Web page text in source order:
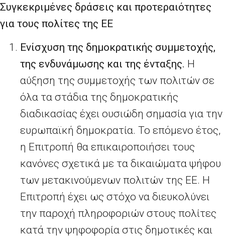
Συγκεκριμένες δράσεις και προτεραιότητες
για τους πολίτες της ΕΕ
Ενίσχυση της δημοκρατικής συμμετοχής,
της ενδυνάμωσης και της ένταξης. Η
αύξηση της συμμετοχής των πολιτών σε
όλα τα στάδια της δημοκρατικής
διαδικασίας έχει ουσιώδη σημασία για την
ευρωπαϊκή δημοκρατία. Το επόμενο έτος,
η Επιτροπή θα επικαιροποιήσει τους
κανόνες σχετικά με τα δικαιώματα ψήφου
των μετακινούμενων πολιτών της ΕΕ. Η
Επιτροπή έχει ως στόχο να διευκολύνει
την παροχή πληροφοριών στους πολίτες
κατά την ψηφοφορία στις δημοτικές και